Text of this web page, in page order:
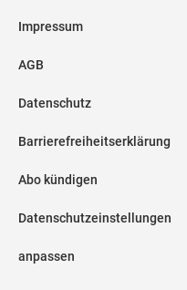
Impressum
AGB
Datenschutz
Barrierefreiheitserklärung
Abo kündigen
Datenschutzeinstellungen
anpassen